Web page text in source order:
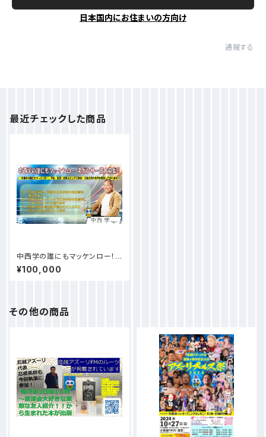
日本国内にお住まいの方向け
通報する
最近チェックした商品
中西学の誰にもマッケンロー！ス
ポンサー様【マッケンロープラ
ン】
¥100,000
その他の商品